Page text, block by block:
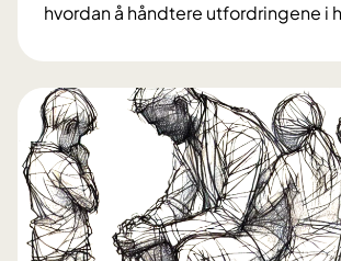
hvordan å håndtere utfordringene i
l
e
v
e
m
e
d
A